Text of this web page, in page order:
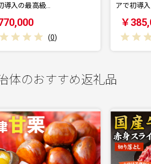
アで初導入の最高級…
体のおすすめ返礼品